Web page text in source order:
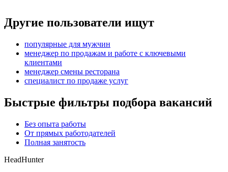
Другие пользователи ищут
популярные для мужчин
менеджер по продажам и работе с ключевыми
клиентами
менеджер смены ресторана
специалист по продаже услуг
Быстрые фильтры подбора вакансий
Без опыта работы
От прямых работодателей
Полная занятость
HeadHunter